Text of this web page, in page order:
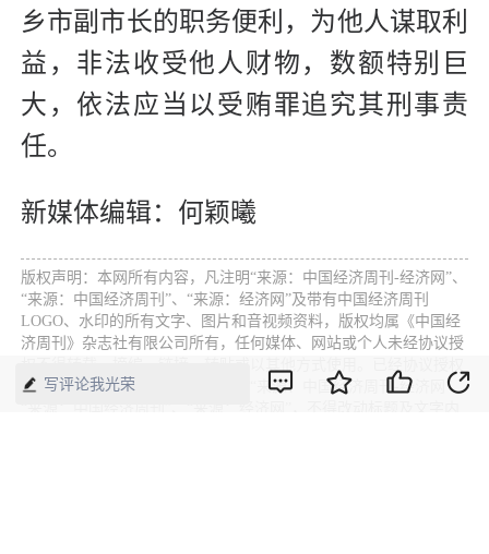
乡市副市长的职务便利，为他人谋取利
益，非法收受他人财物，数额特别巨
大，依法应当以受贿罪追究其刑事责
任。
新媒体编辑：何颖曦
版权声明：本网所有内容，凡注明“来源：中国经济周刊-经济网”、
“来源：中国经济周刊”、“来源：经济网”及带有中国经济周刊
LOGO、水印的所有文字、图片和音视频资料，版权均属《中国经
济周刊》杂志社有限公司所有，任何媒体、网站或个人未经协议授
的，在下载、转载使用时必须注明“来源：中国经济周刊-经济网”、
写评论我光荣